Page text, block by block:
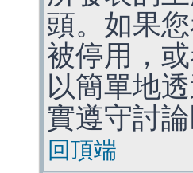
頭。如果
被停用，
以簡單地
實遵守討論
回頂端